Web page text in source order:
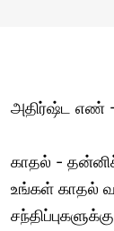
அதிர்ஷ்ட எண்
காதல் -
உங்கள் காதல்